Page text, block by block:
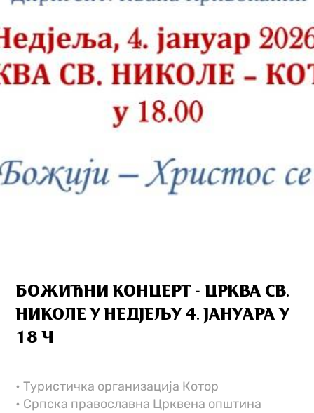
БОЖИЋНИ КОНЦЕРТ - ЦРКВА СВ.
НИКОЛЕ У НЕДЈЕЉУ 4. ЈАНУАРА У
18 Ч
• Туристичка организација Котор
• Српска православна Црквена општина